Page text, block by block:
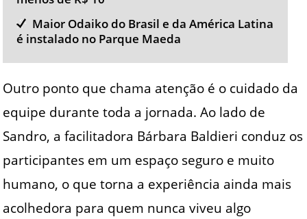
Maior Odaiko do Brasil e da América Latina
é instalado no Parque Maeda
Outro ponto que chama atenção é o cuidado da
equipe durante toda a jornada. Ao lado de
Sandro, a facilitadora Bárbara Baldieri conduz os
participantes em um espaço seguro e muito
humano, o que torna a experiência ainda mais
acolhedora para quem nunca viveu algo